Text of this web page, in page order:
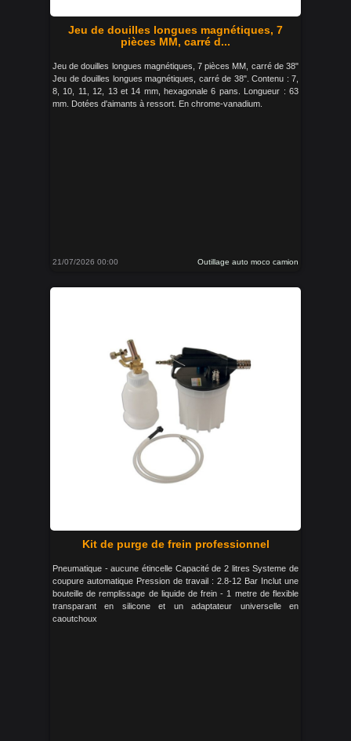
Jeu de douilles longues magnétiques, 7
pièces MM, carré d...
Jeu de douilles longues magnétiques, 7 pièces MM, carré de 38"
Jeu de douilles longues magnétiques, carré de 38". Contenu : 7,
8, 10, 11, 12, 13 et 14 mm, hexagonale 6 pans. Longueur : 63
mm. Dotées d'aimants à ressort. En chrome-vanadium.
21/07/2026 00:00 Outillage auto moco camion
Kit de purge de frein professionnel
Pneumatique - aucune étincelle Capacité de 2 litres Systeme de
coupure automatique Pression de travail : 2.8-12 Bar Inclut une
bouteille de remplissage de liquide de frein - 1 metre de flexible
transparant en silicone et un adaptateur universelle en
caoutchoux